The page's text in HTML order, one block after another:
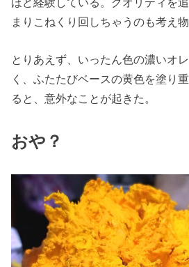
まりこねくり回しちゃうのも考え物
とりあえず、いったん色の濃いオ
く、ふたたびベースの黄色を塗り
ると、意外なことが起きた。
おや？